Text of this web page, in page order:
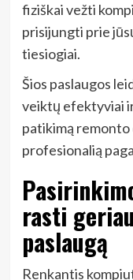
fiziškai vežti
prisijungti prie
tiesiogiai.
Šios paslaugos
veiktų efektyviai
patikimą
profesionalią
rasti
paslaugą
Renkantis